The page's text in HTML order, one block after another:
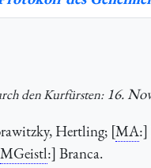
den Kurfürsten:16.
Hertling; [MA:]
MGeistl:] Branca.